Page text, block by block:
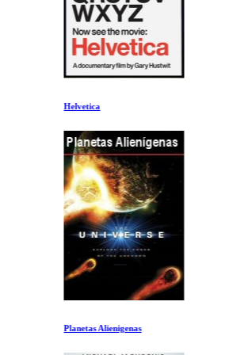
Helvetica
Planetas Alienigenas